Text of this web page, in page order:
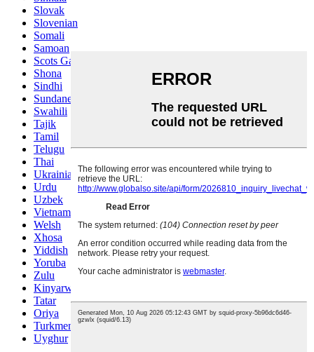
Slovak
Slovenian
Somali
Samoan
Scots Gaelic
Shona
Sindhi
Sundanese
Swahili
Tajik
Tamil
Telugu
Thai
Ukrainian
Urdu
Uzbek
Vietnamese
Welsh
Xhosa
Yiddish
Yoruba
Zulu
Kinyarwanda
Tatar
Oriya
Turkmen
Uyghur